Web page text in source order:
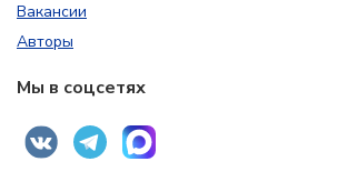
Вакансии
Авторы
Мы в соцсетях